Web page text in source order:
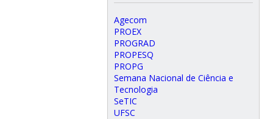
Agecom
PROEX
PROGRAD
PROPESQ
PROPG
Semana Nacional de Ciência e
Tecnologia
SeTIC
UFSC